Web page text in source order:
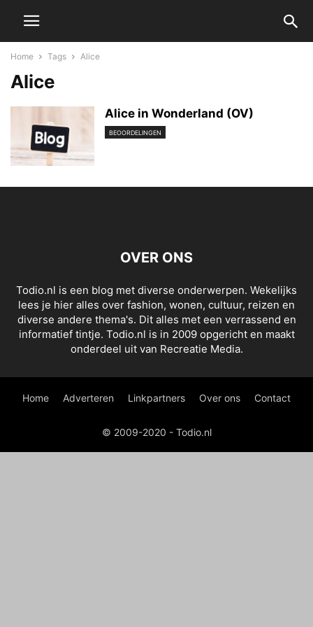
Home Tags Alice
Alice
Alice in Wonderland (OV)
BEOORDELINGEN
OVER ONS
Todio.nl is een blog met diverse onderwerpen. Wekelijks
lees je hier alles over fashion, wonen, cultuur, reizen en
diverse andere thema's. Dit alles met een verrassend en
informatief tintje. Todio.nl is in 2009 opgericht en maakt
onderdeel uit van Recreatie Media.
Home Adverteren Linkpartners Over ons Contact
© 2009-2020 - Todio.nl